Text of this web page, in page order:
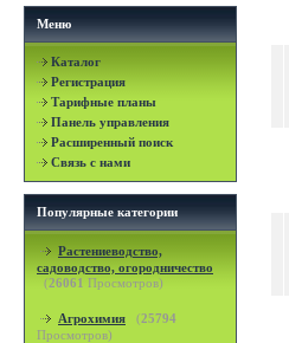
Меню
Каталог
Регистрация
Тарифные планы
Панель управления
Расширенный поиск
Связь с нами
Популярные категории
Растениеводство,
садоводство, огородничество
(26061 Просмотров)
Агрохимия (25794
Просмотров)